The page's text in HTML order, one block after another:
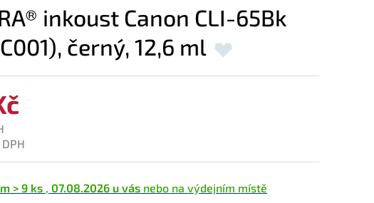
inkoust Canon CLI-65Bk
černý, 12,6 ml
> 9 ks 07.08.2026 u vás nebo na výdejním místě